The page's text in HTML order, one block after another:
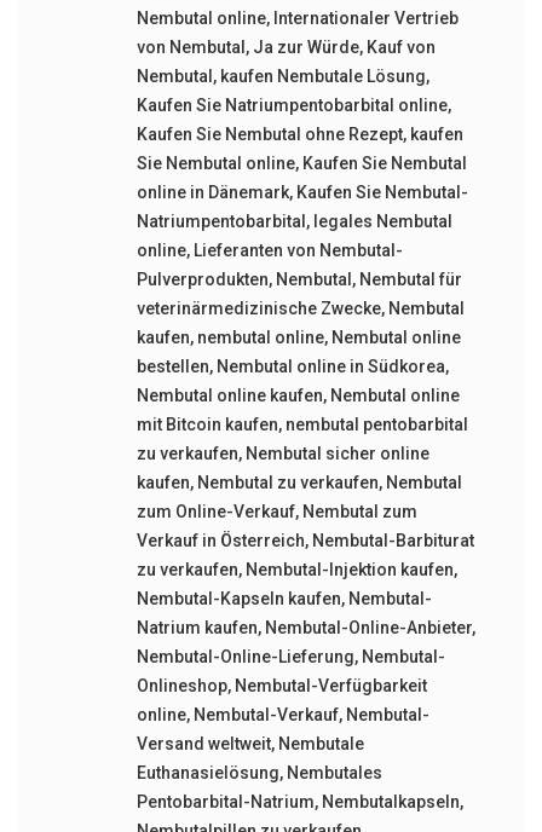
Nembutal online, Internationaler Vertrieb
von Nembutal , Ja zur Würde, Kauf von
Nembutal , kaufen Nembutale Lösung,
Kaufen Sie Natriumpentobarbital online,
Kaufen Sie Nembutal ohne Rezept, kaufen
Sie Nembutal online, Kaufen Sie Nembutal
online in Dänemark, Kaufen Sie Nembutal-
Natriumpentobarbital , legales Nembutal
online, Lieferanten von Nembutal-
Pulverprodukten, Nembutal , Nembutal für
veterinärmedizinische Zwecke, Nembutal
kaufen, nembutal online, Nembutal online
bestellen, Nembutal online in Südkorea,
Nembutal online kaufen, Nembutal online
mit Bitcoin kaufen, nembutal pentobarbital
zu verkaufen, Nembutal sicher online
kaufen, Nembutal zu verkaufen, Nembutal
zum Online-Verkauf, Nembutal zum
Verkauf in Österreich, Nembutal-Barbiturat
zu verkaufen, Nembutal-Injektion kaufen,
Nembutal-Kapseln kaufen, Nembutal-
Natrium kaufen, Nembutal-Online-Anbieter,
Nembutal-Online-Lieferung, Nembutal-
Onlineshop, Nembutal-Verfügbarkeit
online, Nembutal-Verkauf, Nembutal-
Versand weltweit, Nembutale
Euthanasielösung, Nembutales
Pentobarbital-Natrium, Nembutalkapseln,